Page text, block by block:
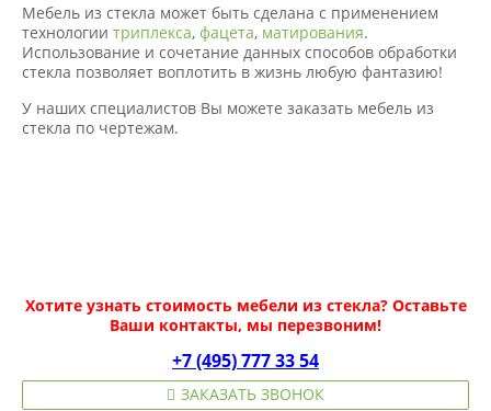
Мебель из стекла может быть сделана с применением
технологии триплекса, фацета, матирования.
Использование и сочетание данных способов обработки
стекла позволяет воплотить в жизнь любую фантазию!
У наших специалистов Вы можете заказать мебель из
стекла по чертежам.
Хотите узнать стоимость мебели из стекла? Оставьте
Ваши контакты, мы перезвоним!
+7 (495) 777 33 54
ЗАКАЗАТЬ ЗВОНОК